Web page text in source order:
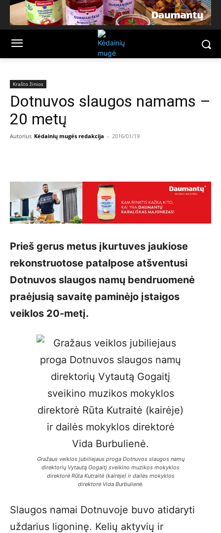
Krašto žinios
Dotnuvos slaugos namams –
20 metų
Autorius Kėdainių mugės redakcija - 2016/01/19
Prieš gerus metus įkurtuves jau­kiose
rekonstruotose patalpose atšventusi
Dotnuvos slaugos namų bendruomenė
praėjusią savaitę paminėjo įstaigos
veiklos 20-metį.
Gražaus veiklos jubiliejaus proga Dotnuvos slaugos namų
direktorių Vytautą Gogaitį sveikino muzikos mokyklos
direktorė Rūta Kutraitė (kairėje) ir dailės mokyklos
direktorė Vida Burbulienė.
Slaugos namai Dotnuvoje buvo atidaryti
uždarius ligoninę. Kelių aktyvių ir